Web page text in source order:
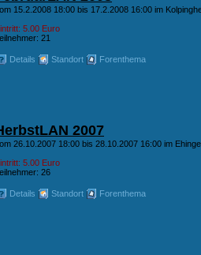
15.2.2008 18:00 bis 17.2.2008 16:00 im
5.00 Euro
21
Details Standort Forenthema
2007
26.10.2007 18:00 bis 28.10.2007 16:00 im
5.00 Euro
26
Details Standort Forenthema